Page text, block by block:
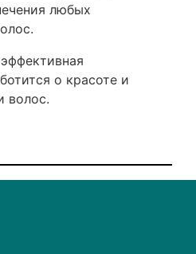
любых
о красоте и
волос.